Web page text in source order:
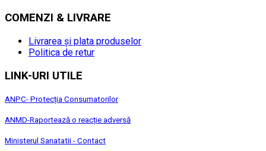
COMENZI & LIVRARE
Livrarea și plata produselor
Politica de retur
LINK-URI UTILE
ANPC- Protecția Consumatorilor
ANMD-Raportează o reacție adversă
Ministerul Sanatatii - Contact